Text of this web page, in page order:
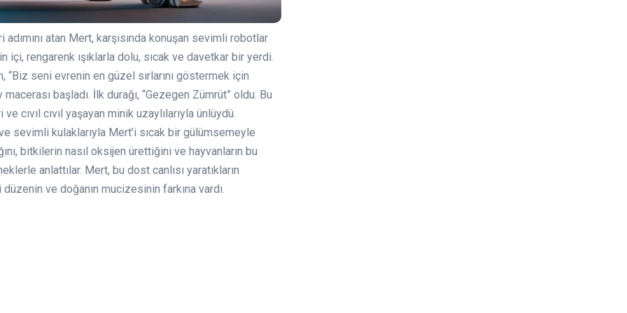
adımını atan Mert, karşısında konuşan sevimli robotlar
içi, rengarenk ışıklarla dolu, sıcak ve davetkar bir yerdi.
seni evrenin en güzel sırlarını göstermek için
başladı. İlk durağı, “Gezegen Zümrüt” oldu. Bu
cıvıl cıvıl yaşayan minik uzaylılarıyla ünlüydü.
sevimli kulaklarıyla Mert’i sıcak bir gülümsemeyle
bitkilerin nasıl oksijen ürettiğini ve hayvanların bu
anlattılar. Mert, bu dost canlısı yaratıkların
ve doğanın mucizesinin farkına vardı.